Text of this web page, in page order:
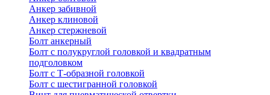
Анкер забивной
Анкер клиновой
Анкер стержневой
Болт анкерный
Болт с полукруглой головкой и квадратным
подголовком
Болт с Т-образной головкой
Болт с шестигранной головкой